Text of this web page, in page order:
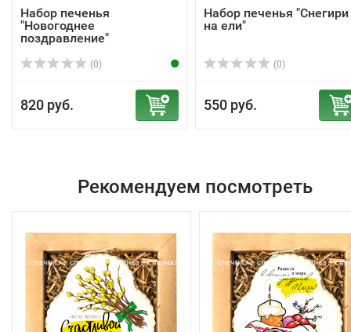
Набор печенья
"Новогоднее
поздравление"
(0)
820 руб.
Набор печенья "Снегири
на ели"
(0)
550 руб.
Рекомендуем посмотреть